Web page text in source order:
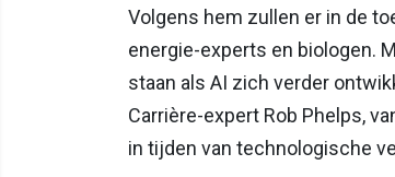
Volgens hem zullen er in de
energie-experts en biologen.
staan als AI zich verder
Carrière-expert Rob Phelps,
in tijden van technologische